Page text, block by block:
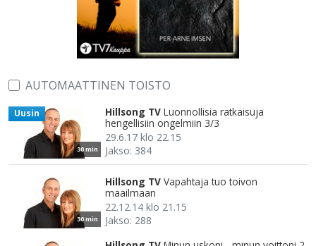
AUTOMAATTINEN TOISTO
30 min
Uusin Hillsong TV Luonnollisia ratkaisuja
hengellisiin ongelmiin 3/3
29.6.17 klo 22.15
Jakso: 384
30 min
Hillsong TV Vapahtaja tuo toivon
maailmaan
22.12.14 klo 21.15
Jakso: 288